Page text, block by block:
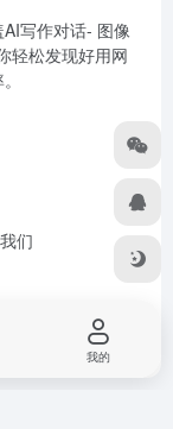
写作对话- 图像
轻松发现好用网
们
我的